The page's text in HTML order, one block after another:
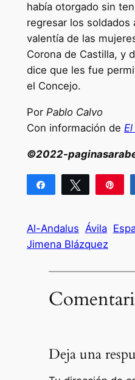
había otorgado sin
regresar los soldados
valentía de las
Corona de Castilla, y
dice que les fue
el Concejo.
Por Pablo Calvo
Con información de
©2022-
Compartir Twittear
Al-Andalus Ávila
Jimena Blázquez
Deja una